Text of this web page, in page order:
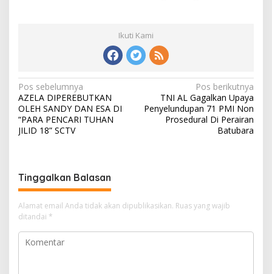
Ikuti Kami
N
a
v
i
a
s
i
p
o
Pos sebelumnya
AZELA DIPEREBUTKAN
OLEH SANDY DAN ESA DI
“PARA PENCARI TUHAN
JILID 18” SCTV
Pos berikutnya
TNI AL Gagalkan Upaya
Penyelundupan 71 PMI Non
Prosedural Di Perairan
Batubara
Tinggalkan Balasan
Alamat email Anda tidak akan dipublikasikan. Ruas yang wajib
ditandai *